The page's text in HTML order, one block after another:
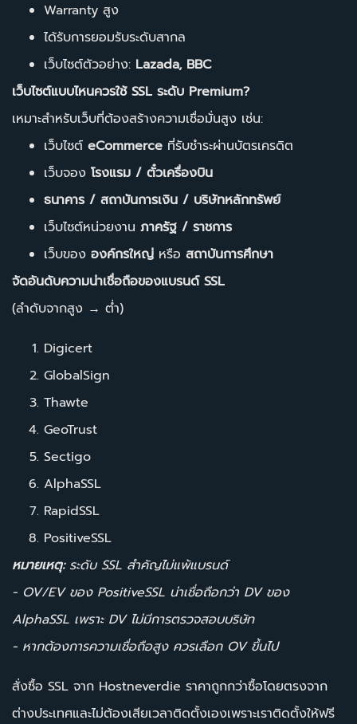
Warranty สูง
ได้รับการยอมรับระดับสากล
เว็บไซต์ตัวอย่าง: Lazada, BBC
เว็บไซต์แบบไหนควรใช้ SSL ระดับ Premium?
เหมาะสำหรับเว็บที่ต้องสร้างความเชื่อมั่นสูง เช่น:
เว็บไซต์ eCommerce ที่รับชำระผ่านบัตรเครดิต
เว็บจอง โรงแรม / ตั๋วเครื่องบิน
ธนาคาร / สถาบันการเงิน / บริษัทหลักทรัพย์
เว็บไซต์หน่วยงาน ภาครัฐ / ราชการ
เว็บของ องค์กรใหญ่ หรือ สถาบันการศึกษา
จัดอันดับความน่าเชื่อถือของแบรนด์ SSL
(ลำดับจากสูง → ต่ำ)
Digicert
GlobalSign
Thawte
GeoTrust
Sectigo
AlphaSSL
RapidSSL
PositiveSSL
หมายเหตุ:ระดับ SSL สำคัญไม่แพ้แบรนด์
- OV/EV ของ PositiveSSL น่าเชื่อถือกว่า DV ของ
AlphaSSL เพราะ DV ไม่มีการตรวจสอบบริษัท
- หากต้องการความเชื่อถือสูง ควรเลือก OV ขึ้นไป
สั่งซื้อ SSL จาก Hostneverdie ราคาถูกกว่าซื้อโดยตรงจาก
ต่างประเทศและไม่ต้องเสียเวลาติดตั้งเองเพราะเราติดตั้งให้ฟรี